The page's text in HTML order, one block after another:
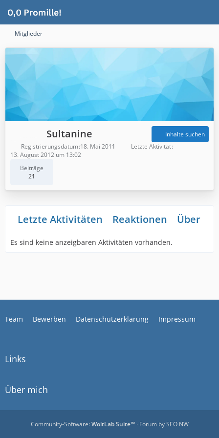
Mitglieder
Sultanine
Beiträge
21
Inhalte suchen
Registrierungsdatum 18. Mai 2011
Letzte Aktivität
13. August 2012 um 13:02
Letzte Aktivitäten Reaktionen Über
Es sind keine anzeigbaren Aktivitäten vorhanden.
Team Bewerben Datenschutzerklärung Impressum
Links
Über mich
Community-Software:WoltLab Suite™· Forum bySEO NW